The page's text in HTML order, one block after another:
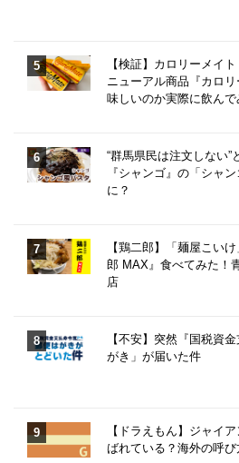
【検証】カロリーメイ
ニューアル商品『カロ
味しいのか実際に飲んで
“群馬県民は注文しない
『シャンゴ』の「シャ
に？
【鶏二郎】「麺屋こい
郎 MAX』食べてみた！
店
【不安】突然『国税資
がき」が届いた件
【ドラえもん】ジャイ
ばれている？海外の呼